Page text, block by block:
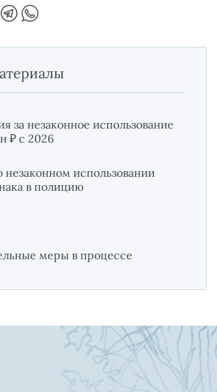
за незаконное использование
₽ с 2026
незаконном использовании
в полицию
меры в процессе